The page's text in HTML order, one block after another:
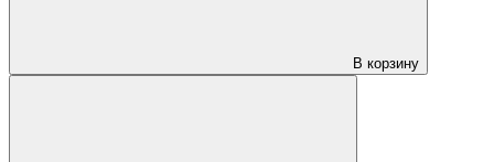
В корзину